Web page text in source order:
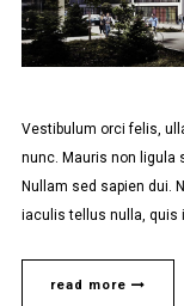
Vestibulum orci felis,
nunc. Mauris non ligula
Nullam sed sapien dui.
iaculis tellus nulla, quis
read more